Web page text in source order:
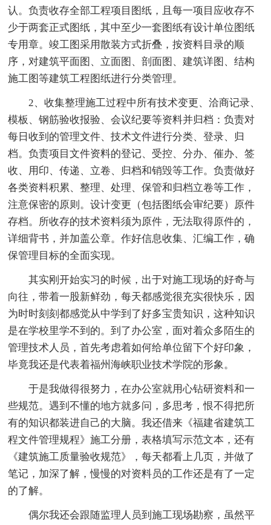
认。负责收存全部工程项目图纸，且每一项目应收存不
少于两套正式图纸，其中至少一套图纸有设计单位图纸
专用章。竣工图采用散装方式折叠，按资料目录的顺
序，对建筑平面图、立面图、剖面图、建筑详图、结构
施工图等建筑工程图纸进行分类管理。
2、收集整理施工过程中所有技术变更、洽商记录、
模板、钢筋验收报验、会议纪要等资料并归档：负责对
每日收到的管理文件、技术文件进行分类、登录、归
档。负责项目文件资料的登记、受控、分办、催办、签
收、用印、传递、立卷、归档和销毁等工作。负责做好
各类资料积累、整理、处理、保管和归档立卷等工作，
注意保密的原则。设计变更（包括图纸会审纪要）原件
存档。所收存的技术资料须为原件，无法取得原件的，
详细背书，并加盖公章。作好信息收集、汇编工作，确
保管理目标的全面实现。
其实刚开始实习的时候，出于对施工现场的好奇与
向往，带着一股新鲜劲，每天都感觉很充实很快乐，因
为时时刻刻都感觉从中学到了好多宝贵知识，这种知识
是在学校里学不到的。到了办公室，面对着众多陌生的
管理技术人员，首先考虑着如何给单位留下个好印象，
毕竟我还是代表着福州海峡职业技术学院的形象。
于是我做得很努力，在办公室就用心钻研资料和一
些规范。遇到不懂的地方就多问，多思考，恨不得把所
有的知识都装进自己的大脑。我还借来《福建省建筑工
程文件管理规程》施工分册，表格填写示范文本，还有
《建筑施工质量验收规范》，每天都看上几页，并做了
笔记，加深了解，慢慢的对资料员的工作还是有了一定
的了解。
偶尔我还会跟随监理人员到施工现场勘察，虽然平